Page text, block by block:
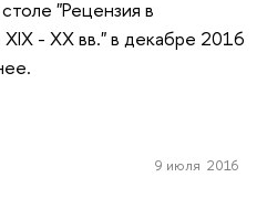
"Рецензия в
- XX вв." в декабре 2016
9 июля 2016